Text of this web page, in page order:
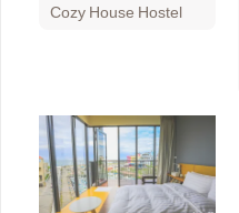
Cozy House Hostel